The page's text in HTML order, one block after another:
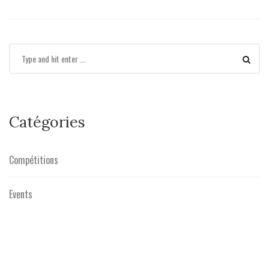
Catégories
Compétitions
Events